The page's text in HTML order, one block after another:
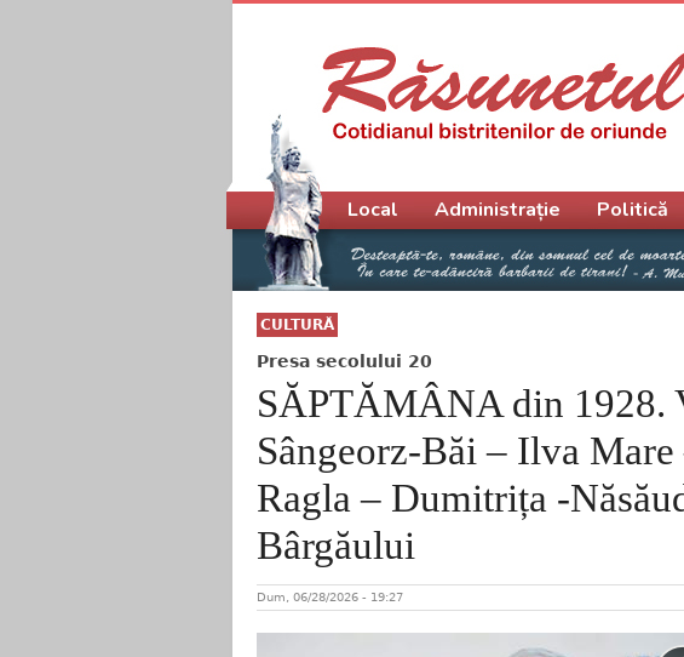
CULTURĂ
Presa secolului 20
SĂPTĂMÂNA din 1928.
Sângeorz-Băi – Ilva
Ragla – Dumitrița -
Bârgăului
Dum, 06/28/2026 - 19:27
Meniu principal
Local Administrație Politică